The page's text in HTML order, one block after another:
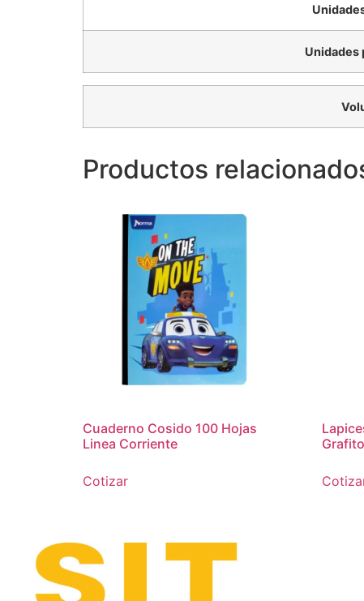
Unidades
Productos
Cuaderno Cosido 100 Hojas
Linea Corriente
Cotizar